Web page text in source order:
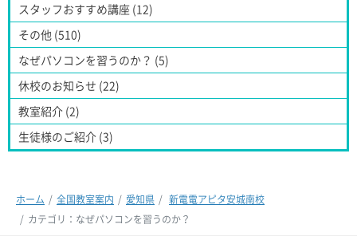
スタッフおすすめ講座 (12)
その他 (510)
なぜパソコンを習うのか？ (5)
休校のお知らせ (22)
教室紹介 (2)
生徒様のご紹介 (3)
ホーム 全国教室案内 愛知県
新電電アピタ安城南校
カテゴリ：なぜパソコンを習うのか？